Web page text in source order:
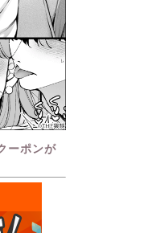
ーポンが